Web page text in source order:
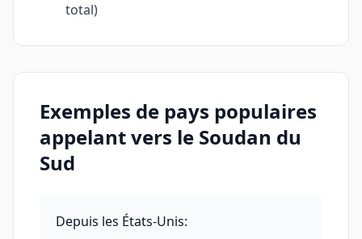
total)
Exemples de pays populaires
appelant vers le Soudan du
Sud
Depuis les États-Unis: